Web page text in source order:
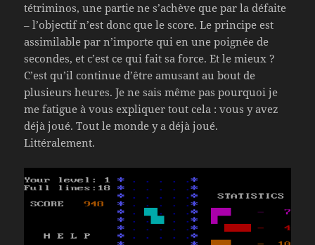
tétriminos, une partie ne s’achève que par la défaite
– l’objectif n’est donc que le score. Le principe est
assimilable par n’importe qui en une poignée de
secondes, et c’est ce qui fait sa force. Et le mieux ?
C’est qu’il continue d’être amusant au bout de
plusieurs heures. Je ne sais même pas pourquoi je
me fatigue à vous expliquer tout cela : vous y avez
déjà joué. Tout le monde y a déjà joué.
Littéralement.